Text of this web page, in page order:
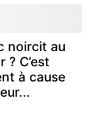
noircit au
? C’est
à cause